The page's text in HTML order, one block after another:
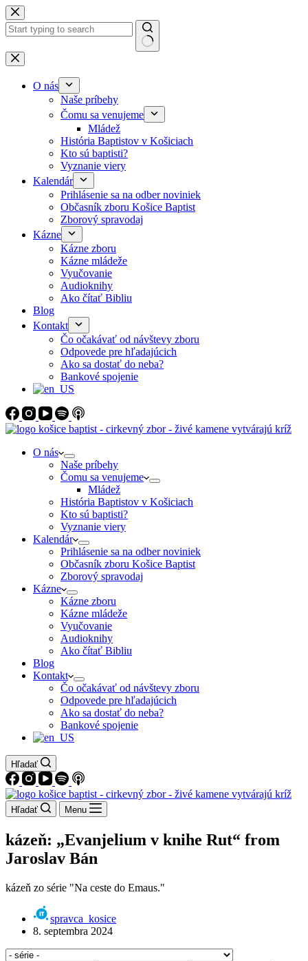
Skip to content
No results
O nás
Naše príbehy
Čomu sa venujeme
Mládež
História Baptistov v Košiciach
Kto sú baptisti?
Vyznanie viery
Kalendár
Prihlásenie sa na odber noviniek
Občasník zboru Košice Baptist
Zborový spravodaj
Kázne
Kázne zboru
Kázne mládeže
Vyučovanie
Audioknihy
Ako čítať Bibliu
Blog
Kontakt
Čo očakávať od návštevy zboru
Odpovede pre hľadajúcich
Ako sa dostať do neba?
Bankové spojenie
O nás
Naše príbehy
Čomu sa venujeme
Mládež
História Baptistov v Košiciach
Kto sú baptisti?
Vyznanie viery
Kalendár
Prihlásenie sa na odber noviniek
Občasník zboru Košice Baptist
Zborový spravodaj
Kázne
Kázne zboru
Kázne mládeže
Vyučovanie
Audioknihy
Ako čítať Bibliu
Blog
Kontakt
Čo očakávať od návštevy zboru
Odpovede pre hľadajúcich
Ako sa dostať do neba?
Bankové spojenie
Hľadať
Hľadať Menu
kázeň: „Evanjelium v knihe Rut“ from
Jaroslav Bán
kázeň zo série "Na ceste do Emaus."
spravca_kosice
8. septembra 2024